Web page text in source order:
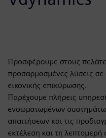
Προσφέρουμε στους
προσαρμοσμένες λύσεις σε
εικονικής επικύρωσης.
Παρέχουμε πλήρεις
ενσωματωμένων
απαιτήσεων και τις
εκτέλεση και τη λεπτομερή